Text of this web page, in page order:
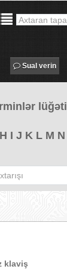
Sual verin
lüğəti
H I J K L M N
klaviş